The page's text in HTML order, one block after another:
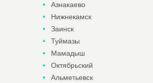
Азнакаево
Нижнекамск
Заинск
Туймазы
Мамадыш
Октябрьский
Альметьевск